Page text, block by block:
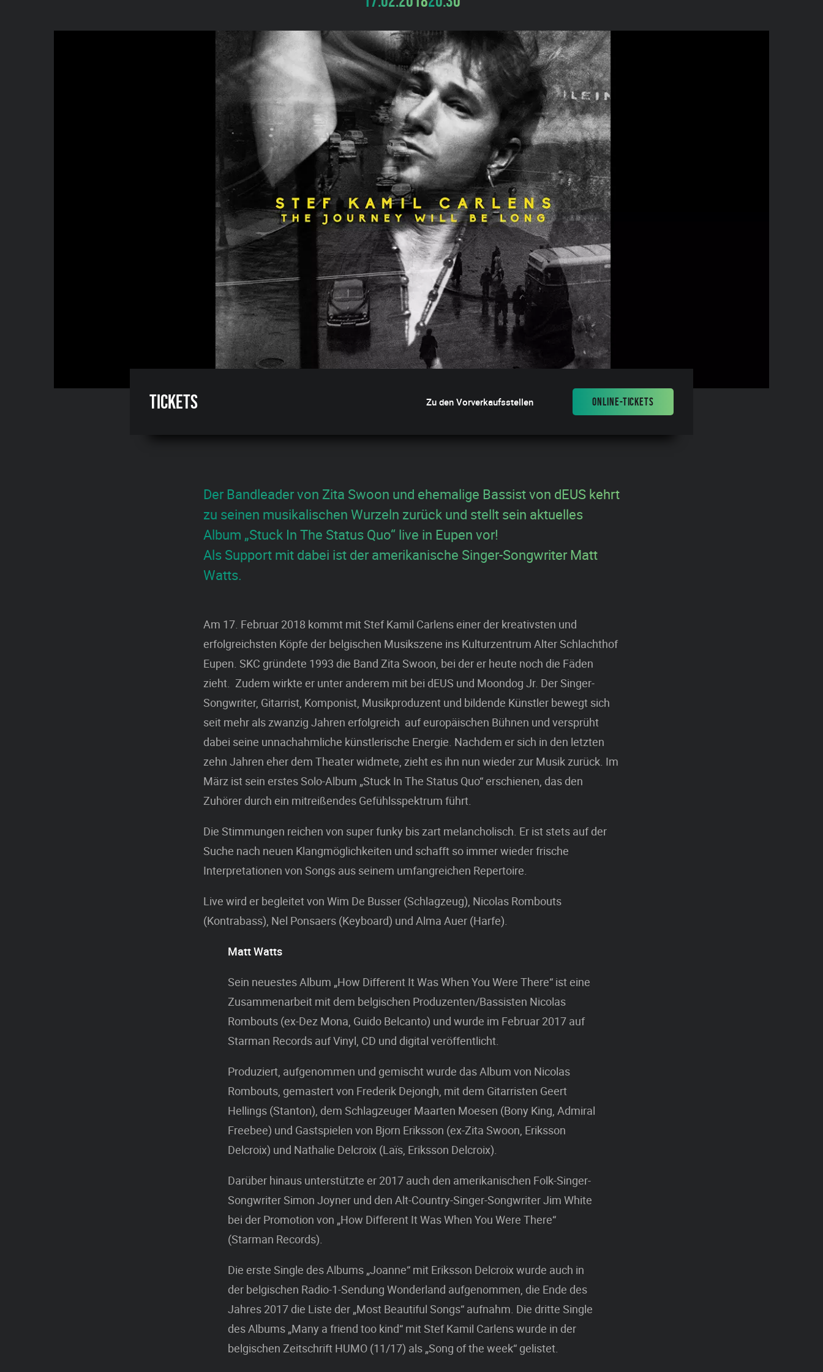
Tickets Zu den Vorverkaufsstellen ONLINE-TICKETS
Der Bandleader von Zita Swoon und ehemalige Bassist von dEUS kehrt
zu seinen musikalischen Wurzeln zurück und stellt sein aktuelles
Album „Stuck In The Status Quo“ live in Eupen vor!
Als Support mit dabei ist der amerikanische Singer-Songwriter Matt
Watts.
Am 17. Februar 2018 kommt mit Stef Kamil Carlens einer der kreativsten und
erfolgreichsten Köpfe der belgischen Musikszene ins Kulturzentrum Alter Schlachthof
Eupen. SKC gründete 1993 die Band Zita Swoon, bei der er heute noch die Fäden
zieht. Zudem wirkte er unter anderem mit bei dEUS und Moondog Jr. Der Singer-
Songwriter, Gitarrist, Komponist, Musikproduzent und bildende Künstler bewegt sich
seit mehr als zwanzig Jahren erfolgreich auf europäischen Bühnen und versprüht
dabei seine unnachahmliche künstlerische Energie. Nachdem er sich in den letzten
zehn Jahren eher dem Theater widmete, zieht es ihn nun wieder zur Musik zurück. Im
März ist sein erstes Solo-Album „Stuck In The Status Quo“ erschienen, das den
Zuhörer durch ein mitreißendes Gefühlsspektrum führt.
Die Stimmungen reichen von super funky bis zart melancholisch. Er ist stets auf der
Suche nach neuen Klangmöglichkeiten und schafft so immer wieder frische
Interpretationen von Songs aus seinem umfangreichen Repertoire.
Live wird er begleitet von Wim De Busser (Schlagzeug), Nicolas Rombouts
(Kontrabass), Nel Ponsaers (Keyboard) und Alma Auer (Harfe).
Matt Watts
Sein neuestes Album „How Different It Was When You Were There“ ist eine
Zusammenarbeit mit dem belgischen Produzenten/Bassisten Nicolas
Rombouts (ex-Dez Mona, Guido Belcanto) und wurde im Februar 2017 auf
Starman Records auf Vinyl, CD und digital veröffentlicht.
Produziert, aufgenommen und gemischt wurde das Album von Nicolas
Rombouts, gemastert von Frederik Dejongh, mit dem Gitarristen Geert
Hellings (Stanton), dem Schlagzeuger Maarten Moesen (Bony King, Admiral
Freebee) und Gastspielen von Bjorn Eriksson (ex-Zita Swoon, Eriksson
Delcroix) und Nathalie Delcroix (Laïs, Eriksson Delcroix).
Darüber hinaus unterstützte er 2017 auch den amerikanischen Folk-Singer-
Songwriter Simon Joyner und den Alt-Country-Singer-Songwriter Jim White
bei der Promotion von „How Different It Was When You Were There“
(Starman Records).
Die erste Single des Albums „Joanne“ mit Eriksson Delcroix wurde auch in
der belgischen Radio-1-Sendung Wonderland aufgenommen, die Ende des
Jahres 2017 die Liste der „Most Beautiful Songs“ aufnahm. Die dritte Single
des Albums „Many a friend too kind“ mit Stef Kamil Carlens wurde in der
belgischen Zeitschrift HUMO (11/17) als „Song of the week“ gelistet.